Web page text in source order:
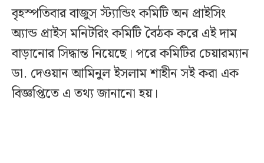
বৃহস্পতিবার বাজুস স্ট্যান্ডিং কমিটি অন প্রাইসিং
অ্যান্ড প্রাইস মনিটরিং কমিটি বৈঠক করে এই দাম
বাড়ানোর সিদ্ধান্ত নিয়েছে। পরে কমিটির চেয়ারম্যান
ডা. দেওয়ান আমিনুল ইসলাম শাহীন সই করা এক
বিজ্ঞপ্তিতে এ তথ্য জানানো হয়।